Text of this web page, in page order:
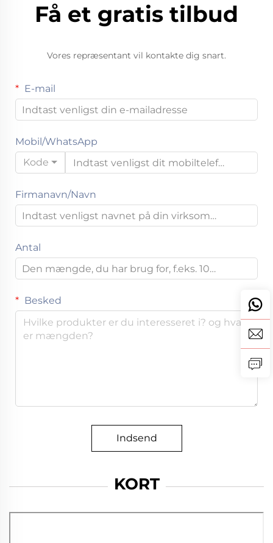
Få et gratis tilbud
Vores repræsentant vil kontakte dig snart.
E-mail
Mobil/WhatsApp
Kode
Firmanavn/Navn
Antal
Besked
Indsend
KORT